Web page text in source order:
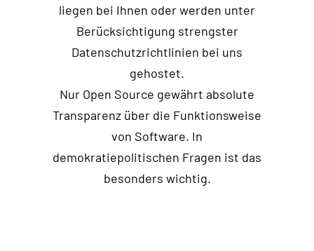
liegen bei Ihnen oder werden unter
Berücksichtigung strengster
Datenschutzrichtlinien bei uns
gehostet.
Nur Open Source gewährt absolute
Transparenz über die Funktionsweise
von Software. In
demokratiepolitischen Fragen ist das
besonders wichtig.